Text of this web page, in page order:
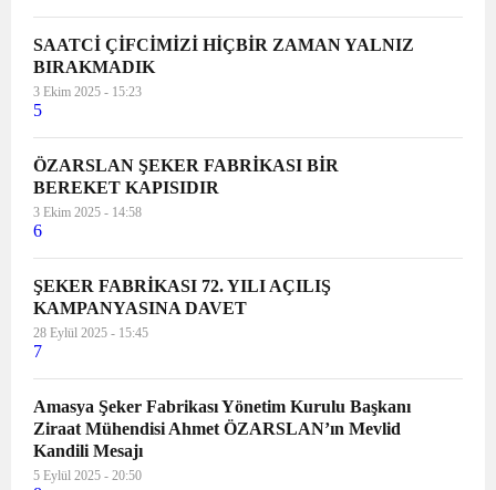
SAATCİ ÇİFCİMİZİ HİÇBİR ZAMAN YALNIZ
BIRAKMADIK
3 Ekim 2025 - 15:23
5
ÖZARSLAN ŞEKER FABRİKASI BİR
BEREKET KAPISIDIR
3 Ekim 2025 - 14:58
6
ŞEKER FABRİKASI 72. YILI AÇILIŞ
KAMPANYASINA DAVET
28 Eylül 2025 - 15:45
7
Amasya Şeker Fabrikası Yönetim Kurulu Başkanı
Ziraat Mühendisi Ahmet ÖZARSLAN’ın Mevlid
Kandili Mesajı
5 Eylül 2025 - 20:50